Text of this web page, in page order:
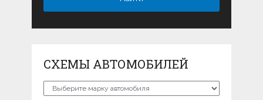
СХЕМЫ АВТОМОБИЛЕЙ
Схемы